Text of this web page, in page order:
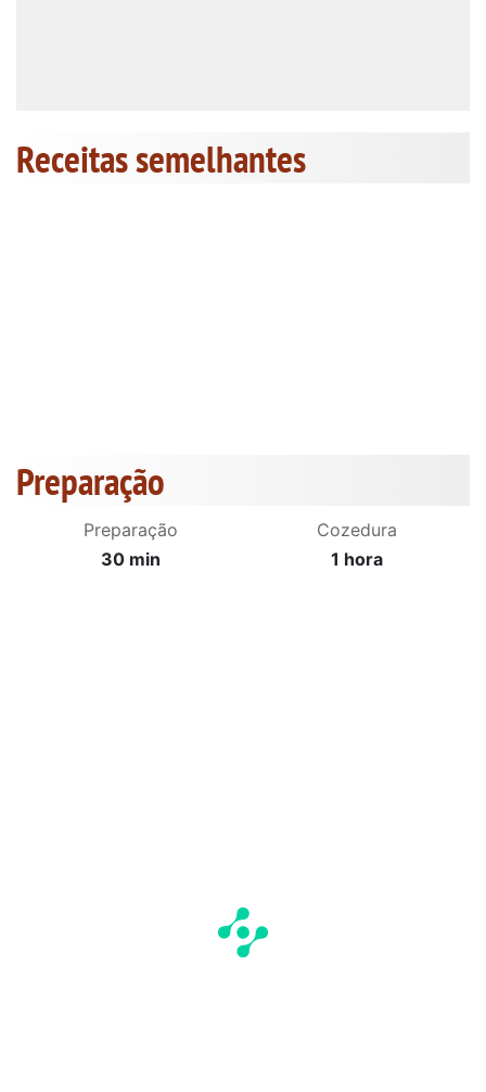
Receitas semelhantes
Preparação
Preparação
30 min
Cozedura
1 hora